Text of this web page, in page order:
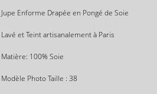
Jupe Enforme Drapée en Pongé de Soie
Lavé et Teint artisanalement à Paris
Matière: 100% Soie
Modèle Photo Taille : 38